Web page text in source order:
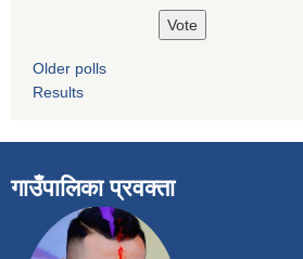
Older polls
Results
गाउँपालिका प्रवक्ता